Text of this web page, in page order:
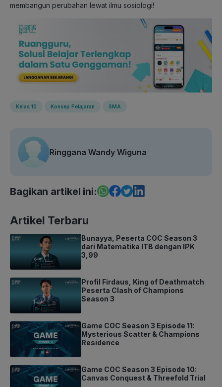
membangun perubahan lewat ilmu sosiologi!
Kelas 10 Konsep Pelajaran SMA
Ringgana Wandy Wiguna
Bagikan artikel ini:
Artikel Terbaru
Bunayya, Peserta COC Season 3
dari Matematika ITB dengan IPK
3,99
Profil Firdaus, King of Deathmatch
Peserta Clash of Champions
Season 3
Game COC Season 3 Episode 11:
Mysterious Scatter & Champions
Residence
Game COC Season 3 Episode 10:
Canvas Conquest & Threefold Trial